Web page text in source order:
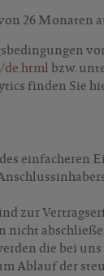
26 Monaten
bzw.
finden Sie
zur
nicht
die bei
Ablauf der